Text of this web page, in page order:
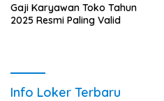
Gaji Karyawan Toko Tahun
2025 Resmi Paling Valid
Info Loker Terbaru